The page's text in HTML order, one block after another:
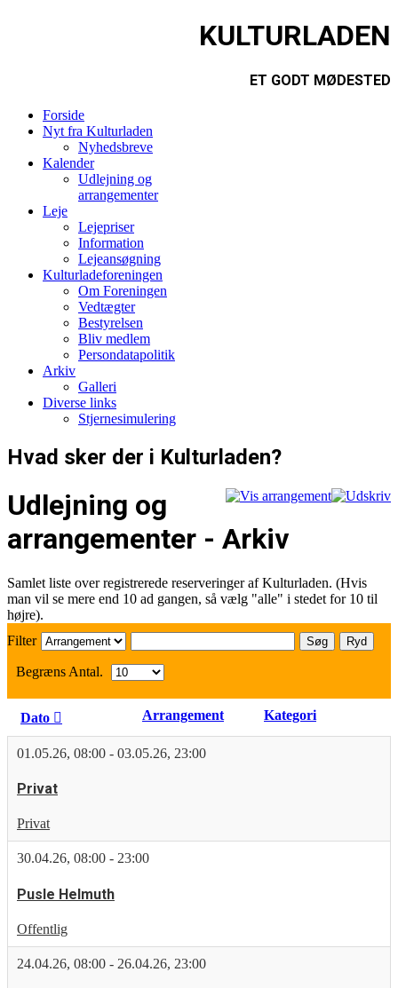
KULTURLADEN
ET GODT MØDESTED
Forside
Nyt fra Kulturladen
Nyhedsbreve
Kalender
Udlejning og
arrangementer
Leje
Lejepriser
Information
Lejeansøgning
Kulturladeforeningen
Om Foreningen
Vedtægter
Bestyrelsen
Bliv medlem
Persondatapolitik
Arkiv
Galleri
Diverse links
Stjernesimulering
Hvad sker der i Kulturladen?
Udlejning og
arrangementer - Arkiv
Samlet liste over registrerede reserveringer af Kulturladen. (Hvis
man vil se mere end 10 ad gangen, så vælg "alle" i stedet for 10 til
højre).
Filter
Søg Ryd
Begræns Antal.
Dato Arrangement Kategori
01.05.26, 08:00 - 03.05.26, 23:00
Privat
Privat
30.04.26, 08:00 - 23:00
Pusle Helmuth
Offentlig
24.04.26, 08:00 - 26.04.26, 23:00